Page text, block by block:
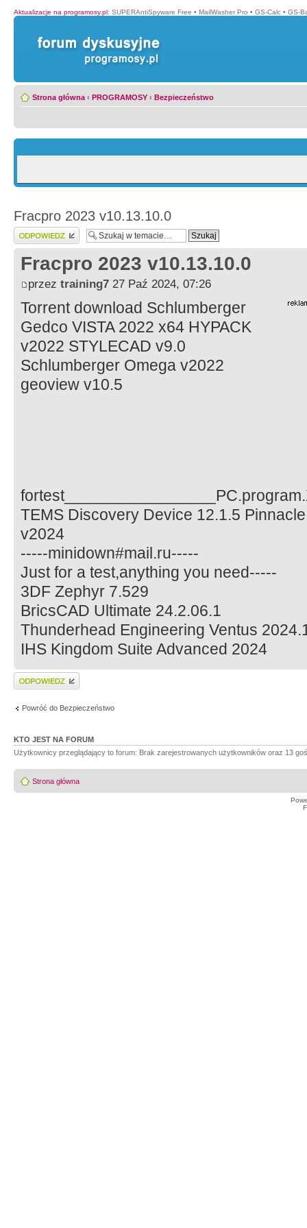
Aktualizacje na programosy.pl: SUPERAntiSpyware Free • MailWasher Pro • GS-Calc • GS-
Strona główna ‹ PROGRAMOSY ‹ Bezpieczeństwo
Fracpro 2023 v10.13.10.0
Wyślij odpowiedź
Fracpro 2023 v10.13.10.0
przez training7 27 Paź 2024, 07:26
Torrent download Schlumberger
Gedco VISTA 2022 x64 HYPACK
v2022 STYLECAD v9.0
Schlumberger Omega v2022
geoview v10.5
TEMS Discovery Device 12.1.5
v2024
-----minidown#mail.ru-----
Just for a test,anything you need-----
3DF Zephyr 7.529
BricsCAD Ultimate 24.2.06.1
Thunderhead Engineering Ventus
IHS Kingdom Suite Advanced 2024
Wyślij odpowiedź
Powróć do Bezpieczeństwo
KTO JEST NA FORUM
Użytkownicy przeglądający to forum: Brak zarejestrowanych użytkowników oraz 13
Strona główna